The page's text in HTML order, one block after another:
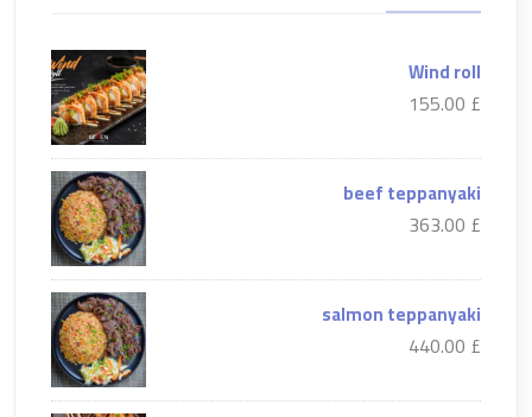
Wind roll
£ 155.00
beef teppanyaki
£ 363.00
salmon teppanyaki
£ 440.00